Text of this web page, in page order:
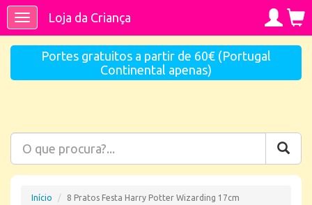
ToggleLoja da Criança
Portes gratuitos a partir de 60€ (Portugal
Continental apenas)
Início 8 Pratos Festa Harry Potter Wizarding 17cm